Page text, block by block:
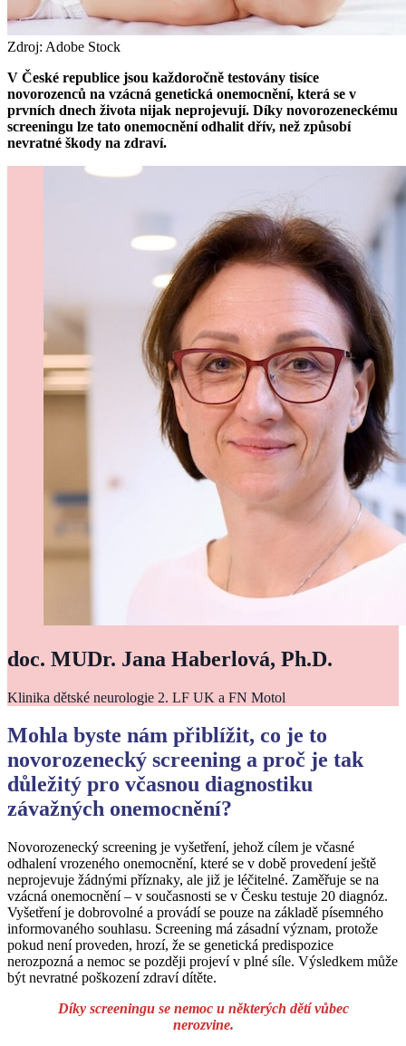
Zdroj: Adobe Stock
V České republice jsou každoročně testovány tisíce
novorozenců na vzácná genetická onemocnění, která se v
prvních dnech života nijak neprojevují. Díky novorozeneckému
screeningu lze tato onemocnění odhalit dřív, než způsobí
nevratné škody na zdraví.
doc. MUDr. Jana Haberlová, Ph.D.
Klinika dětské neurologie 2. LF UK a FN Motol
Mohla byste nám přiblížit, co je to
novorozenecký screening a proč je tak
důležitý pro včasnou diagnostiku
závažných onemocnění?
Novorozenecký screening je vyšetření, jehož cílem je včasné
odhalení vrozeného onemocnění, které se v době provedení ještě
neprojevuje žádnými příznaky, ale již je léčitelné. Zaměřuje se na
vzácná onemocnění – v současnosti se v Česku testuje 20 diagnóz.
Vyšetření je dobrovolné a provádí se pouze na základě písemného
informovaného souhlasu. Screening má zásadní význam, protože
pokud není proveden, hrozí, že se genetická predispozice
nerozpozná a nemoc se později projeví v plné síle. Výsledkem může
být nevratné poškození zdraví dítěte.
Díky screeningu se nemoc u některých dětí vůbec
nerozvine.